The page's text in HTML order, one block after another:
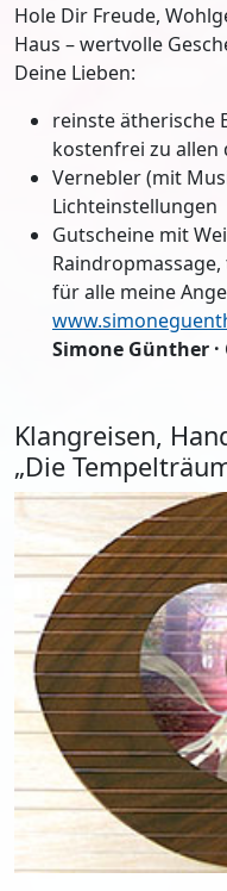
Hole Dir Freude,
Haus – wertvolle
Deine Lieben:
reinste ätherische
kostenfrei zu allen
Vernebler (mit
Lichteinstellungen
Gutscheine mit
für alle meine
Simone Günther ·
Klangreisen,
„Die